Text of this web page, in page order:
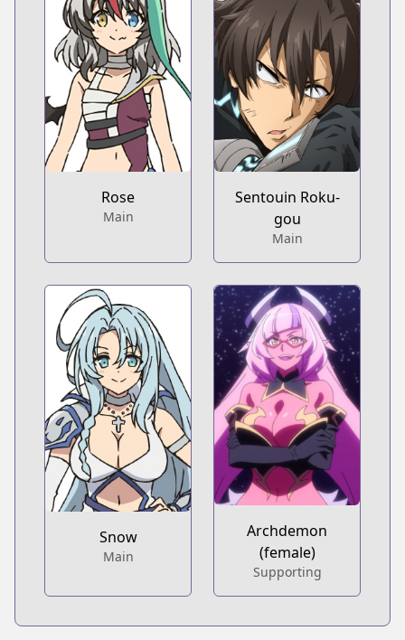
Rose
Main
Sentouin Roku-
gou
Main
Snow
Main
Archdemon
(female)
Supporting